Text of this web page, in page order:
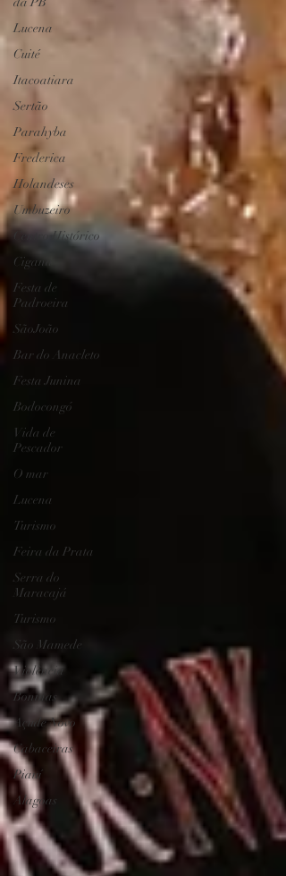
Lucena
Cuité
Itacoatiara
Sertão
Parahyba
Frederica
Holandeses
Umbuzeiro
Centro Histórico
Cigana
Festa de
Padroeira
SãoJoão
Bar do Anacleto
Festa Junina
Bodocongó
Vida de
Pescador
O mar
Lucena
Turismo
Feira da Prata
Serra do
Maracajá
Turismo
São Mamede
Violência
Boninas
Açude Novo
Cabaceiras
Piauí
Alagoas